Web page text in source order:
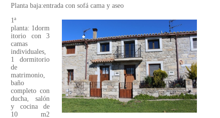
Planta baja:entrada con sofá cama y aseo
1ª
planta: 1dorm
itorio con 3
camas
individuales,
1 dormitorio
de
matrimonio,
baño
completo con
ducha, salón
y cocina de
10 m2